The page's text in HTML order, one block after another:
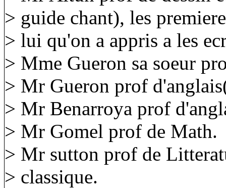
> guide chant), les
> lui qu'on a appris a les
> Mme Gueron sa soeur
> Mr Gueron prof
> Mr Benarroya prof
> Mr Gomel prof de Math.
> Mr sutton prof de
> classique.